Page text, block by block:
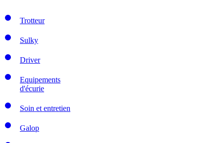
Trotteur
Sulky
Driver
Equipements
d'écurie
Soin et entretien
Galop